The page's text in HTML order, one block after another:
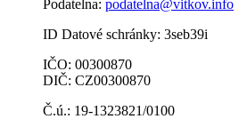
Podatelna: podatelna@vitkov.info
ID Datové schránky: 3seb39i
IČO: 00300870
DIČ: CZ00300870
Č.ú.: 19-1323821/0100